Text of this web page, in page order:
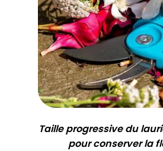
Taille progressive du
pour conserver la